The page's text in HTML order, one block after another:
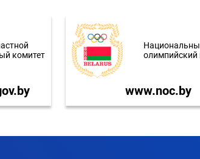
комитет
олимпийский
www.noc.by